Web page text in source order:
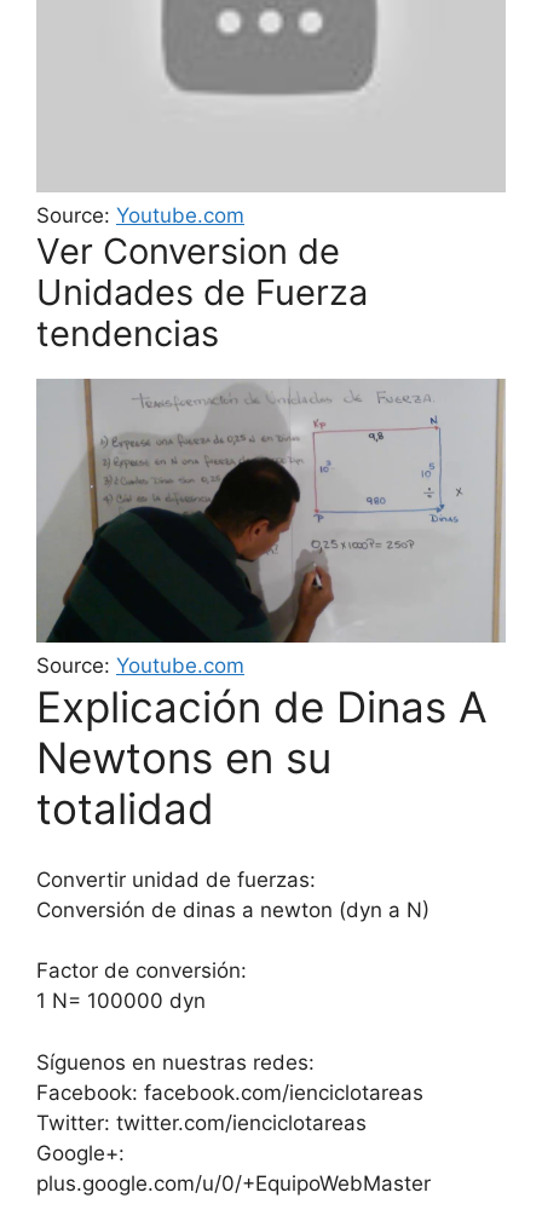
Source: Youtube.com
Ver Conversion de
Unidades de Fuerza
tendencias
Source: Youtube.com
Explicación de Dinas A
Newtons en su
totalidad
Convertir unidad de fuerzas:
Conversión de dinas a newton (dyn a N)
Factor de conversión:
1 N= 100000 dyn
Síguenos en nuestras redes:
Facebook: facebook.com/ienciclotareas
Twitter: twitter.com/ienciclotareas
Google+:
plus.google.com/u/0/+EquipoWebMaster